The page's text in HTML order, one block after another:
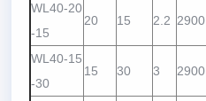
WL40-20
-15
20 15 2.2 2900
WL40-15
-30
15 30 3 2900